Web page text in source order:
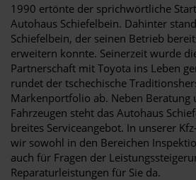
1990 ertönte der sprichwörtliche
Autohaus Schiefelbein. Dahinter
Schiefelbein, der seinen Betrieb
erweitern konnte. Seinerzeit wurde
Partnerschaft mit Toyota ins Leben
rundet der tschechische
Markenportfolio ab. Neben Beratung
Fahrzeugen steht das Autohaus
breites Serviceangebot. In unserer
wir sowohl in den Bereichen
auch für Fragen der
Reparaturleistungen für Sie da.